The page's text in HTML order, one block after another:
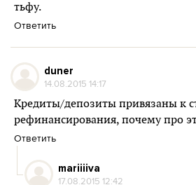
тьфу.
Ответить
duner
14.08.2015 14:17
Кредиты/депозиты привязаны к
рефинансирования, почему про
Ответить
mariiiiva
17.08.2015 12:42